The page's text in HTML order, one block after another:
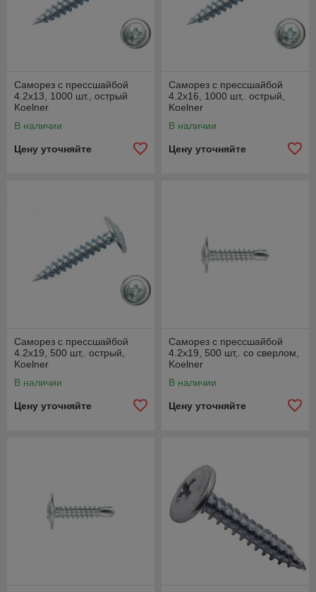
Саморез с прессшайбой
4.2х13, 1000 шт., острый
Koelner
В наличии
Цену уточняйте
Саморез с прессшайбой
4.2х16, 1000 шт,. острый,
Koelner
В наличии
Цену уточняйте
Саморез с прессшайбой
4.2х19, 500 шт,. острый,
Koelner
В наличии
Цену уточняйте
Саморез с прессшайбой
4.2х19, 500 шт,. со сверлом,
Koelner
В наличии
Цену уточняйте